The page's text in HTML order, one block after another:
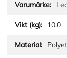
10.0